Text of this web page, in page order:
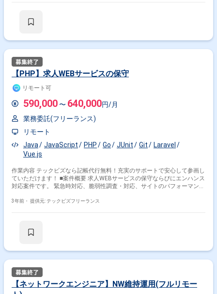
Amazon DynamoDB, PostgreSQL8.0.4(on Amazon RedShift) コミュニケ
【PHP】求人WEBサービスの保守
リモート可
590,000 〜 640,000円/月
業務委託(フリーランス)
リモート
Java
JavaScript PHP Go JUnit Git
Laravel
Vue.js
作業内容 テックビズなら記帳代行無料！充実のサポートで安心して参画し
ていただけます！ ■案件概要 求人WEBサービスの保守ならびにエンハンス
対応案件です。 緊急時対応、脆弱性調査・対応、サイトのパフォーマンス
ル南青山オフィス (現状週2日程度リモート、変動の可能性あり) ■時
3年前・ 提供元: テックビズフリーランス
【ネットワークエンジニア】NW維持運用(フルリモー
Zabbix × インフラエンジニア
Zabbix × 副業